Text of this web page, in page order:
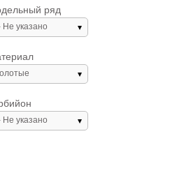
ряд
Не указано
Не указано